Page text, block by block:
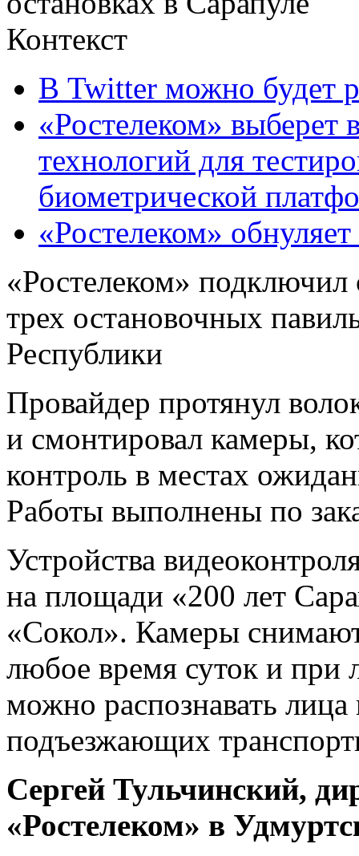
Контекст
В Twitter можно будет
«Ростелеком» выберет
технологий для
биометрической
«Ростелеком»
«Ростелеком»
трех остановочных
Республики
Провайдер протянул
и смонтировал камеры,
контроль в местах
Работы выполнены по
Устройства
на площади «200 лет
«Сокол». Камеры
любое время суток и
можно распознавать
подъезжающих
Сергей Тульчинский,
«Ростелеком» в